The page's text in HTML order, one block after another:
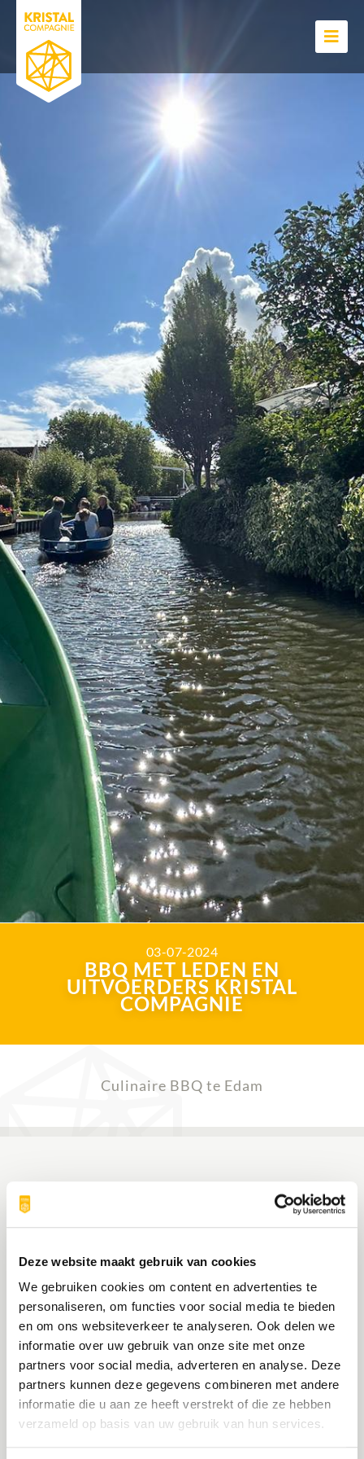
Deze website maakt gebruik van cookies
We gebruiken cookies om content en advertenties te
personaliseren, om functies voor social media te bieden
en om ons websiteverkeer te analyseren. Ook delen we
informatie over uw gebruik van onze site met onze
partners voor social media, adverteren en analyse. Deze
partners kunnen deze gegevens combineren met andere
informatie die u aan ze heeft verstrekt of die ze hebben
verzameld op basis van uw gebruik van hun services.
03-07-2024
BBQ MET LEDEN EN
UITVOERDERS KRISTAL
COMPAGNIE
Culinaire BBQ te Edam